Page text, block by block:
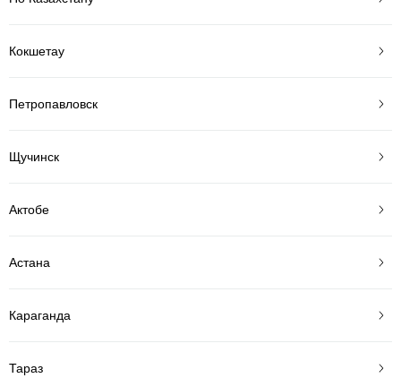
Кокшетау
Петропавловск
Щучинск
Актобе
Астана
Караганда
Тараз